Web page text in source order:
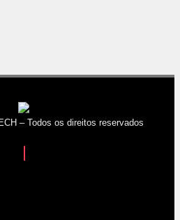
– Todos os direitos reservados